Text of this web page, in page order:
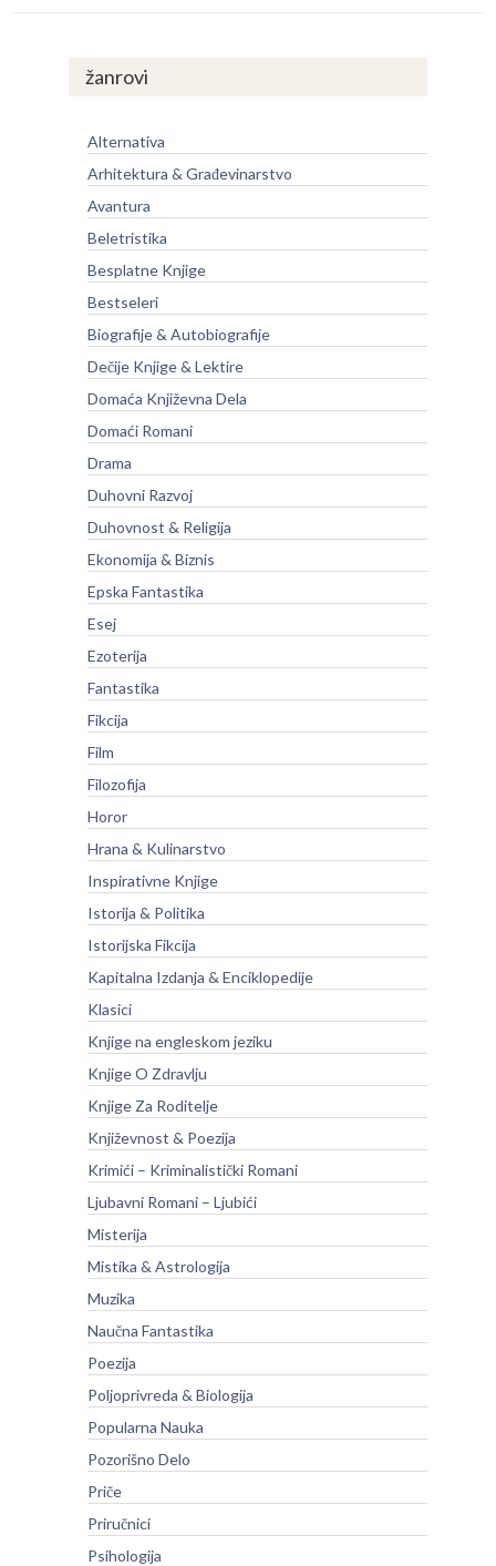
žanrovi
Alternativa
Arhitektura & Građevinarstvo
Avantura
Beletristika
Besplatne Knjige
Bestseleri
Biografije & Autobiografije
Dečije Knjige & Lektire
Domaća Književna Dela
Domaći Romani
Drama
Duhovni Razvoj
Duhovnost & Religija
Ekonomija & Biznis
Epska Fantastika
Esej
Ezoterija
Fantastika
Fikcija
Film
Filozofija
Horor
Hrana & Kulinarstvo
Inspirativne Knjige
Istorija & Politika
Istorijska Fikcija
Kapitalna Izdanja & Enciklopedije
Klasici
Knjige na engleskom jeziku
Knjige O Zdravlju
Knjige Za Roditelje
Književnost & Poezija
Krimići – Kriminalistički Romani
Ljubavni Romani – Ljubići
Misterija
Mistika & Astrologija
Muzika
Naučna Fantastika
Poezija
Poljoprivreda & Biologija
Popularna Nauka
Pozorišno Delo
Priče
Priručnici
Psihologija